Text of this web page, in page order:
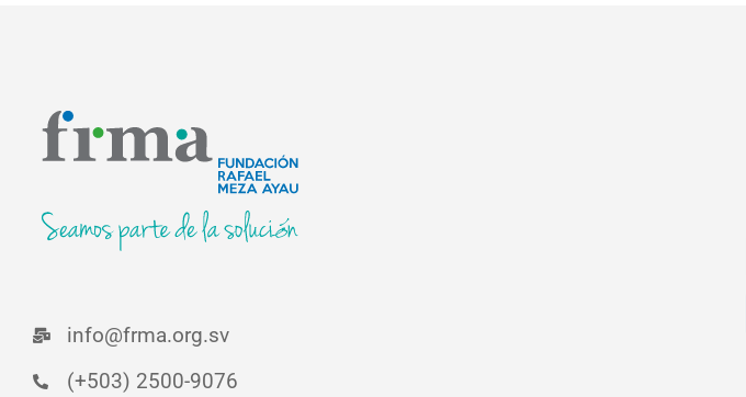
info@frma.org.sv
(+503) 2500-9076